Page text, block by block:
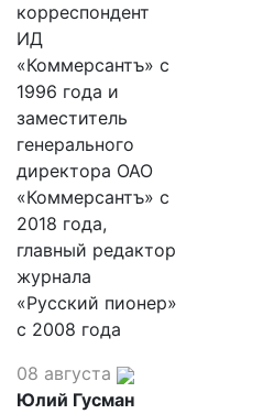
корреспондент
ИД
«Коммерсантъ» с
1996 года и
заместитель
генерального
директора ОАО
«Коммерсантъ» с
2018 года,
главный редактор
журнала
«Русский пионер»
с 2008 года
08 августа
Юлий Гусман